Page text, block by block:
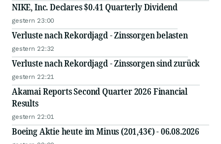
NIKE, Inc. Declares $0.41 Quarterly Dividend
gestern 23:00
Verluste nach Rekordjagd - Zinssorgen belasten
gestern 22:32
Verluste nach Rekordjagd - Zinssorgen sind zurück
gestern 22:21
Akamai Reports Second Quarter 2026 Financial
Results
gestern 22:01
Boeing Aktie heute im Minus (201,43€) - 06.08.2026